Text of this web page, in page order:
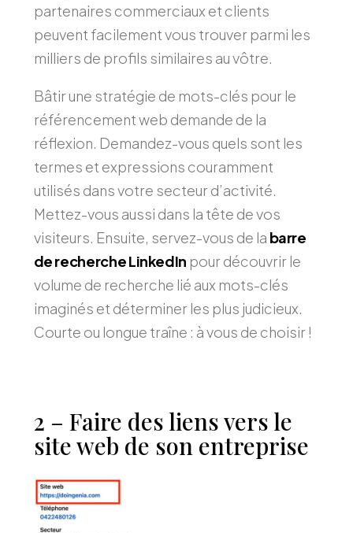
partenaires commerciaux et clients
peuvent facilement vous trouver parmi les
milliers de profils similaires au vôtre.
Bâtir une stratégie de mots-clés pour le
référencement web demande de la
réflexion. Demandez-vous quels sont les
termes et expressions couramment
utilisés dans votre secteur d’activité.
Mettez-vous aussi dans la tête de vos
visiteurs. Ensuite, servez-vous de la barre
de recherche LinkedIn pour découvrir le
volume de recherche lié aux mots-clés
imaginés et déterminer les plus judicieux.
Courte ou longue traîne : à vous de choisir !
2 – Faire des liens vers le
site web de son entreprise